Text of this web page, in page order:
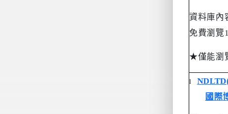
資料庫內
免費瀏覽
★僅能瀏
l
國際